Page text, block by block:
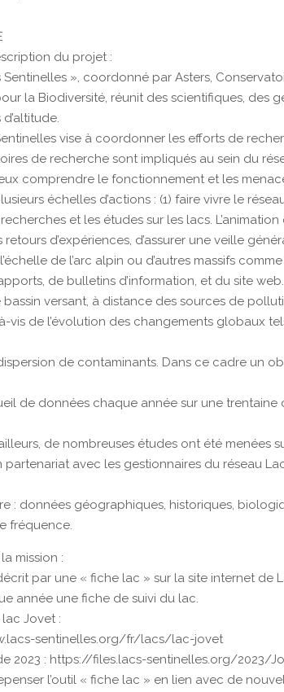
du projet :
Sentinelles », coordonné par Asters,
la Biodiversité, réunit des scientifiques, des
vise à coordonner les efforts de
de recherche sont impliqués au sein du
comprendre le fonctionnement et les
échelles d’actions : (1) faire vivre le
et les études sur les lacs.
retours d’expériences, d’assurer une veille
de l’arc alpin ou d’autres massifs
de bulletins d’information, et du site web.
bassin versant, à distance des sources de
vis de l’évolution des changements globaux
de contaminants. Dans ce cadre un
de données chaque année sur une trentaine
de nombreuses études ont été menées
partenariat avec les gestionnaires du réseau
: données géographiques, historiques,
fréquence.
mission :
par une « fiche lac » sur la site internet de
année une fiche de suivi du lac.
Jovet :
sentinelles.org/fr/lacs/lac-jovet
2023 : https://files.lacs-sentinelles.org/2023/
l’outil « fiche lac » en lien avec de